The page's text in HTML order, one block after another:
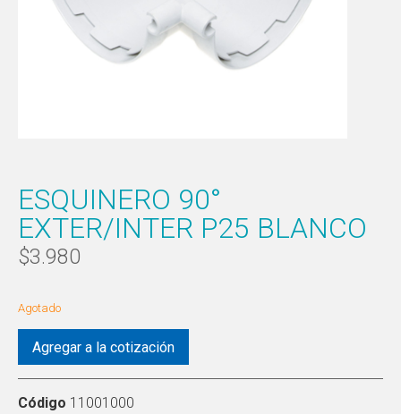
ESQUINERO 90°
EXTER/INTER P25 BLANCO
$3.980
Agotado
Agregar a la cotización
Código 11001000